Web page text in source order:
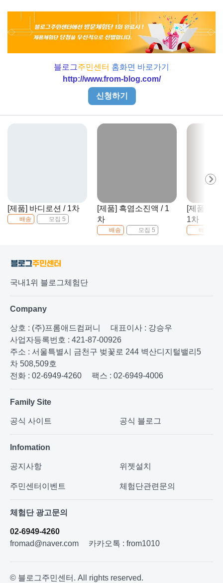
블로그주민센터 홈화면 바로가기
http://www.from-blog.com/
신청하기
[제품] 바디로션 / 1차
배송 모집 5
[제품] 흑염소진액 / 1
차
배송 모집 5
[제품] 동
1차
배송
국내1위 블로그체험단
Company
상호 : (주)프롬애드컴퍼니
대표이사 : 강승우
사업자등록번호 : 421-87-00926
주소 : 서울특별시 금천구 벚꽃로 244 벽산디지털밸리5
차 508,509호
전화 : 02-6949-4260
팩스 : 02-6949-4006
Family Site
공식 사이트 공식 블로그
Infomation
공지사항 위젯설치
주민센터이벤트 체험단관련문의
체험단 광고문의
02-6949-4260
fromad@naver.com
카카오톡 : from1010
© 블로그주민센터. All rights reserved.